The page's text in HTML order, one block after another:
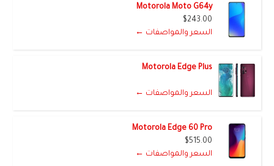
Motorola Moto G64y
$243.00
السعر والمواصفات ←
Motorola Edge Plus
السعر والمواصفات ←
Motorola Edge 60 Pro
$515.00
السعر والمواصفات ←